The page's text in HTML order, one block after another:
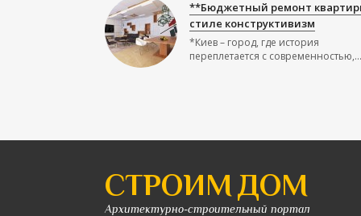
**Бюджетный ремонт
стиле конструктивизм
*Киев – город, где история
переплетается с современностью,...
СТРОИМ ДОМ
Архитектурно-строительный портал